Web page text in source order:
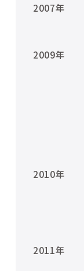
2007年
2009年
2010年
2011年